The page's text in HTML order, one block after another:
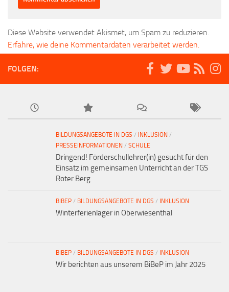
Diese Website verwendet Akismet, um Spam zu reduzieren.
Erfahre, wie deine Kommentardaten verarbeitet werden.
FOLGEN:
BILDUNGSANGEBOTE IN DGS / INKLUSION /
PRESSEINFORMATIONEN / SCHULE
Dringend! Förderschullehrer(in) gesucht für den
Einsatz im gemeinsamen Unterricht an der TGS
Roter Berg
BIBEP / BILDUNGSANGEBOTE IN DGS / INKLUSION
Winterferienlager in Oberwiesenthal
BIBEP / BILDUNGSANGEBOTE IN DGS / INKLUSION
Wir berichten aus unserem BiBeP im Jahr 2025